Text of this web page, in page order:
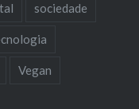
sociedade
Vegan